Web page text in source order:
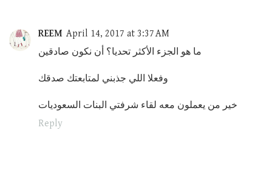
REEM April 14, 2017 at 3:37 AM
ما هو الجزء الأكثر تحديا؟ أن نكون صادقين
وفعلا اللي جذبني لمتابعتك صدقك
خير من يعملون معه لقاء شرفتي البنات السعوديات
Reply